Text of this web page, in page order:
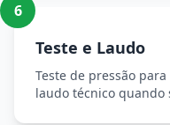
6
Teste e Laudo
Teste de pressão
laudo técnico quando